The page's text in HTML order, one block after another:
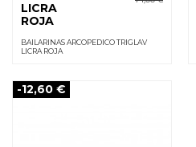
LICRA
ROJA
BAILARINAS ARCOPEDICO TRIGLAV
LICRA ROJA
-12,60 €